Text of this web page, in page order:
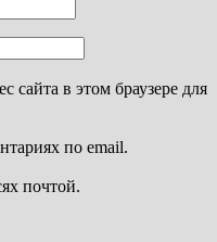
сайта в этом браузере для
по email.
почтой.